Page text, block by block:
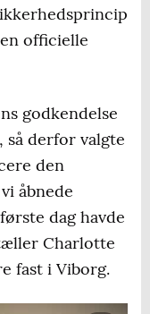
officielle
godkendelse
derfor valgte
den
åbnede
dag havde
Charlotte
fast i Viborg.